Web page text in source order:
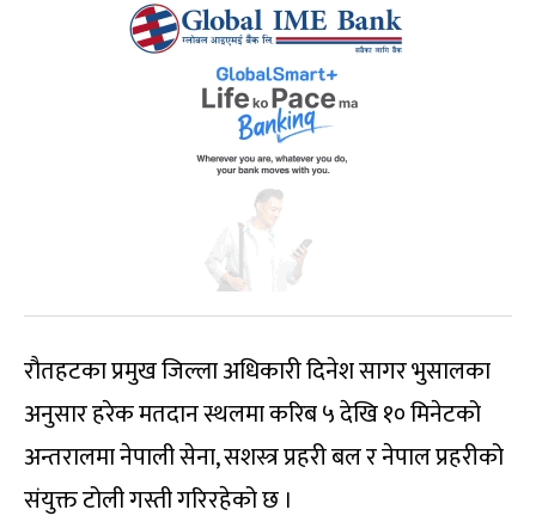
रौतहटका प्रमुख जिल्ला अधिकारी दिनेश सागर भुसालका
अनुसार हरेक मतदान स्थलमा करिब ५ देखि १० मिनेटको
अन्तरालमा नेपाली सेना, सशस्त्र प्रहरी बल र नेपाल प्रहरीको
संयुक्त टोली गस्ती गरिरहेको छ ।